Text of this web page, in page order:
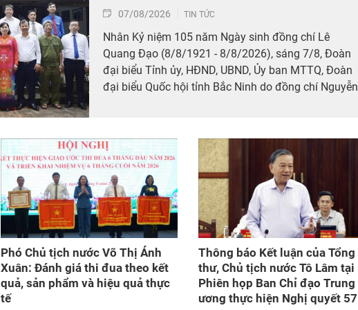
07/08/2026 TIN TỨC
Nhân Kỷ niệm 105 năm Ngày sinh đồng chí Lê
Quang Đạo (8/8/1921 - 8/8/2026), sáng 7/8, Đoàn
đại biểu Tỉnh ủy, HĐND, UBND, Ủy ban MTTQ, Đoàn
đại biểu Quốc hội tỉnh Bắc Ninh do đồng chí Nguyễn
lưu niệm và Nhà lưu niệm đồng chí Lê Quang Đạo,
phường Từ Sơn, tỉnh Bắc Ninh.
Phó Chủ tịch nước Võ Thị Ánh
Xuân: Đánh giá thi đua theo kết
quả, sản phẩm và hiệu quả thực
tế
Thông báo Kết luận của Tổng
thư, Chủ tịch nước Tô Lâm tại
Phiên họp Ban Chỉ đạo Trung
ương thực hiện Nghị quyết 57